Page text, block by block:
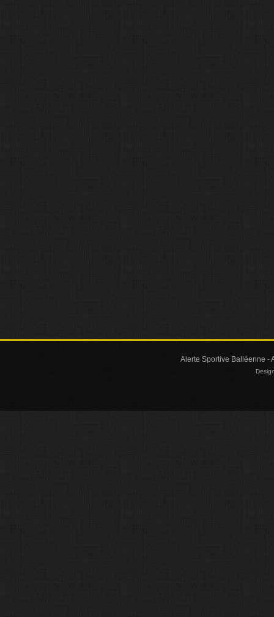
Alerte Sportive Balléenne -